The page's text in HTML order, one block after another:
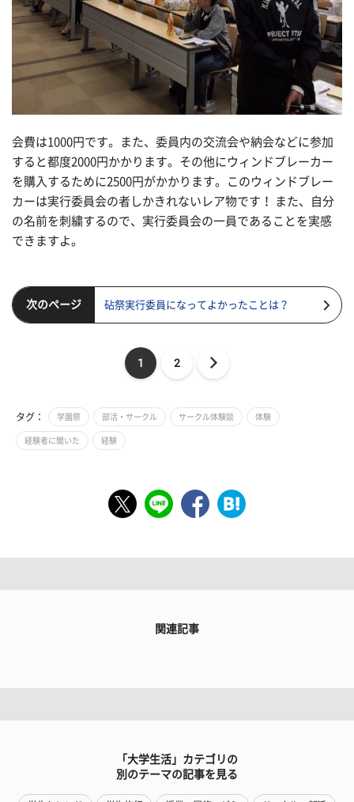
会費は1000円です。また、委員内の交流会や納会などに参加
すると都度2000円かかります。その他にウィンドブレーカー
を購入するために2500円がかかります。このウィンドブレー
カーは実行委員会の者しかきれないレア物です！ また、自分
の名前を刺繍するので、実行委員会の一員であることを実感
できますよ。
次のページ 砧祭実行委員になってよかったことは？
1 2
タグ： 学園祭 部活・サークル サークル体験談 体験
経験者に聞いた 経験
関連記事
「大学生活」カテゴリの
別のテーマの記事を見る